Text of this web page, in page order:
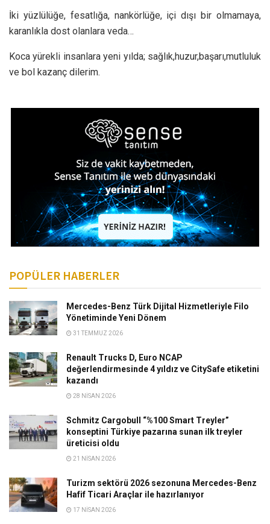
İki yüzlülüğe, fesatlığa, nankörlüğe, içi dışı bir olmamaya,
karanlıkla dost olanlara veda…
Koca yürekli insanlara yeni yılda; sağlık,huzur,başarı,mutluluk
ve bol kazanç dilerim.
POPÜLER HABERLER
Mercedes-Benz Türk Dijital Hizmetleriyle Filo
Yönetiminde Yeni Dönem
31 TEMMUZ 2026
Renault Trucks D, Euro NCAP
değerlendirmesinde 4 yıldız ve CitySafe etiketini
kazandı
28 NISAN 2026
Schmitz Cargobull “%100 Smart Treyler”
konseptini Türkiye pazarına sunan ilk treyler
üreticisi oldu
21 NISAN 2026
Turizm sektörü 2026 sezonuna Mercedes-Benz
Hafif Ticari Araçlar ile hazırlanıyor
17 NISAN 2026